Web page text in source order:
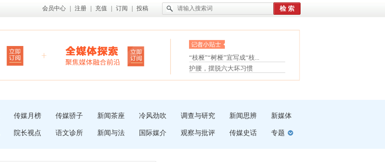
会员中心 注册 充值 订阅 投稿
眼白变红或是结膜下出血
“枝桠”“树桠”宜写成“枝...
夏天缓解疲劳有三招
护腰，摆脱六大坏习惯
受伤了冰敷还是热敷
传媒月榜 传媒骄子 新闻茶座 冷风劲吹 调查与研究 新闻思辨 新媒体
院长视点 语文诊所 新闻与法 国际媒介 观察与批评 传媒史话 专题